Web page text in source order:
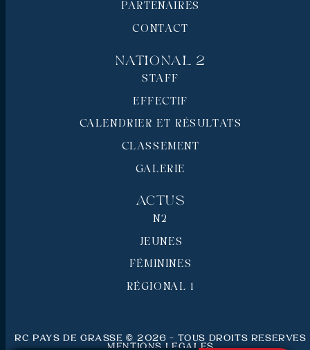
PARTENAIRES
CONTACT
National 2
STAFF
EFFECTIF
CALENDRIER ET RÉSULTATS
CLASSEMENT
GALERIE
Actus
N2
JEUNES
FÉMININES
RÉGIONAL 1
RC Pays de Grasse © 2026 - Tous droits réservés
Mentions légales